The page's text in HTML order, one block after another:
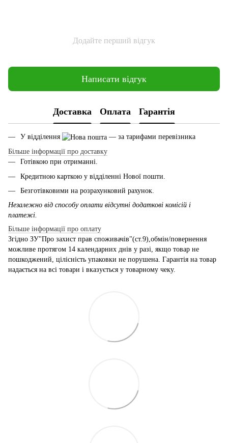
Додайте перший відгук
Написати відгук
Доставка Оплата Гарантія
У відділення
— за тарифами перевізника
Більше інформації про доставку
Готівкою при отриманні.
Кредитною карткою у відділенні Нової пошти.
Безготівковими на розрахунковий рахунок.
Незалежно від способу оплати відсутні додаткові комісій і
платежі.
Більше інформації про оплату
Згідно ЗУ"Про захист прав споживачів"(ст.9),обмін/повернення
можливе протягом 14 календарних днів у разі, якщо товар не
пошкоджений, цілісність упаковки не порушена. Гарантія на товар
надається на всі товари і вказується у товарному чеку.